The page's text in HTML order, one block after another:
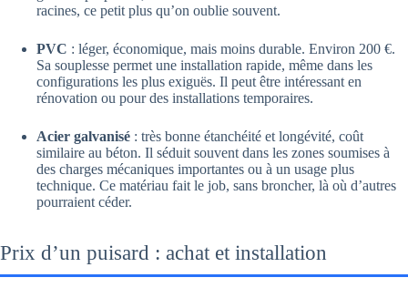
racines, ce petit plus qu’on oublie souvent.
PVC : léger, économique, mais moins durable. Environ 200 €.
Sa souplesse permet une installation rapide, même dans les
configurations les plus exiguës. Il peut être intéressant en
rénovation ou pour des installations temporaires.
Acier galvanisé : très bonne étanchéité et longévité, coût
similaire au béton. Il séduit souvent dans les zones soumises à
des charges mécaniques importantes ou à un usage plus
technique. Ce matériau fait le job, sans broncher, là où d’autres
pourraient céder.
Prix d’un puisard : achat et installation